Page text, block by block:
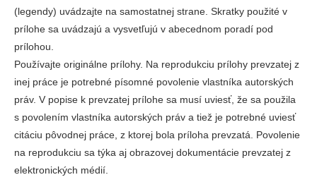
(legendy) uvádzajte na samostatnej strane. Skratky použité v
prílohe sa uvádzajú a vysvetľujú v abecednom poradí pod
prílohou.
Používajte originálne prílohy. Na reprodukciu prílohy prevzatej z
inej práce je potrebné písomné povolenie vlastníka autorských
práv. V popise k prevzatej prílohe sa musí uviesť, že sa použila
s povolením vlastníka autorských práv a tiež je potrebné uviesť
citáciu pôvodnej práce, z ktorej bola príloha prevzatá. Povolenie
na reprodukciu sa týka aj obrazovej dokumentácie prevzatej z
elektronických médií.